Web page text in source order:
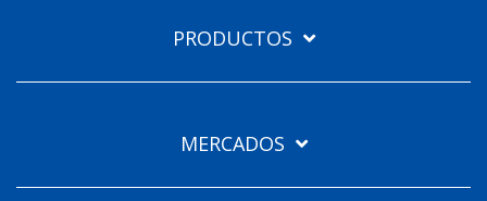
PRODUCTOS
MERCADOS